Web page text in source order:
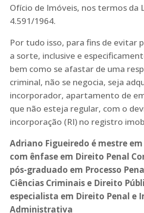
Ofício de Imóveis, nos termos da
4.591/1964.
Por tudo isso, para fins de evitar
a sorte, inclusive e
bem como se afastar de uma
criminal, não se negocia, seja
incorporador, apartamento de
que não esteja regular, com o
incorporação (RI) no registro
Adriano Figueiredo é mestre
com ênfase em Direito Penal
pós-graduado em Processo
Ciências Criminais e Direito
especialista em Direito Penal e
Administrativa